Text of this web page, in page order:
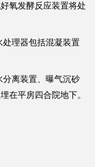
氧发酵反应装置将处
理器包括混凝装置
离装置、曝气沉砂
在平房四合院地下。